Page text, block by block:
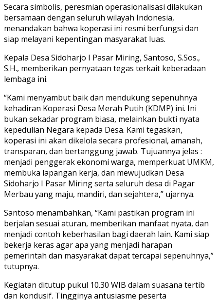
Secara simbolis, peresmian operasionalisasi dilakukan
bersamaan dengan seluruh wilayah Indonesia,
menandakan bahwa koperasi ini resmi berfungsi dan
siap melayani kepentingan masyarakat luas.
Kepala Desa Sidoharjo I Pasar Miring, Santoso, S.Sos.,
S.H., memberikan pernyataan tegas terkait keberadaan
lembaga ini.
“Kami menyambut baik dan mendukung sepenuhnya
kehadiran Koperasi Desa Merah Putih (KDMP) ini. Ini
bukan sekadar program biasa, melainkan bukti nyata
kepedulian Negara kepada Desa. Kami tegaskan,
koperasi ini akan dikelola secara profesional, amanah,
transparan, dan bertanggung jawab. Tujuannya jelas :
menjadi penggerak ekonomi warga, memperkuat UMKM,
membuka lapangan kerja, dan mewujudkan Desa
Sidoharjo I Pasar Miring serta seluruh desa di Pagar
Merbau yang maju, mandiri, dan sejahtera,” ujarnya.
Santoso menambahkan, “Kami pastikan program ini
berjalan sesuai aturan, memberikan manfaat nyata, dan
menjadi contoh keberhasilan bagi daerah lain. Kami siap
bekerja keras agar apa yang menjadi harapan
pemerintah dan masyarakat dapat tercapai sepenuhnya,”
tutupnya.
Kegiatan ditutup pukul 10.30 WIB dalam suasana tertib
dan kondusif. Tingginya antusiasme peserta